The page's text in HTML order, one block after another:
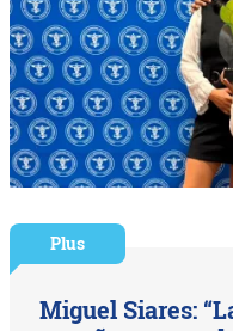
Plus
Miguel Siares: